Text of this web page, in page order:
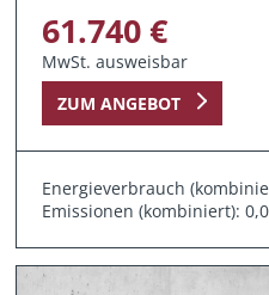
61.740 €
MwSt. ausweisbar
ZUM ANGEBOT
Energieverbrauch
Emissionen (kombiniert):